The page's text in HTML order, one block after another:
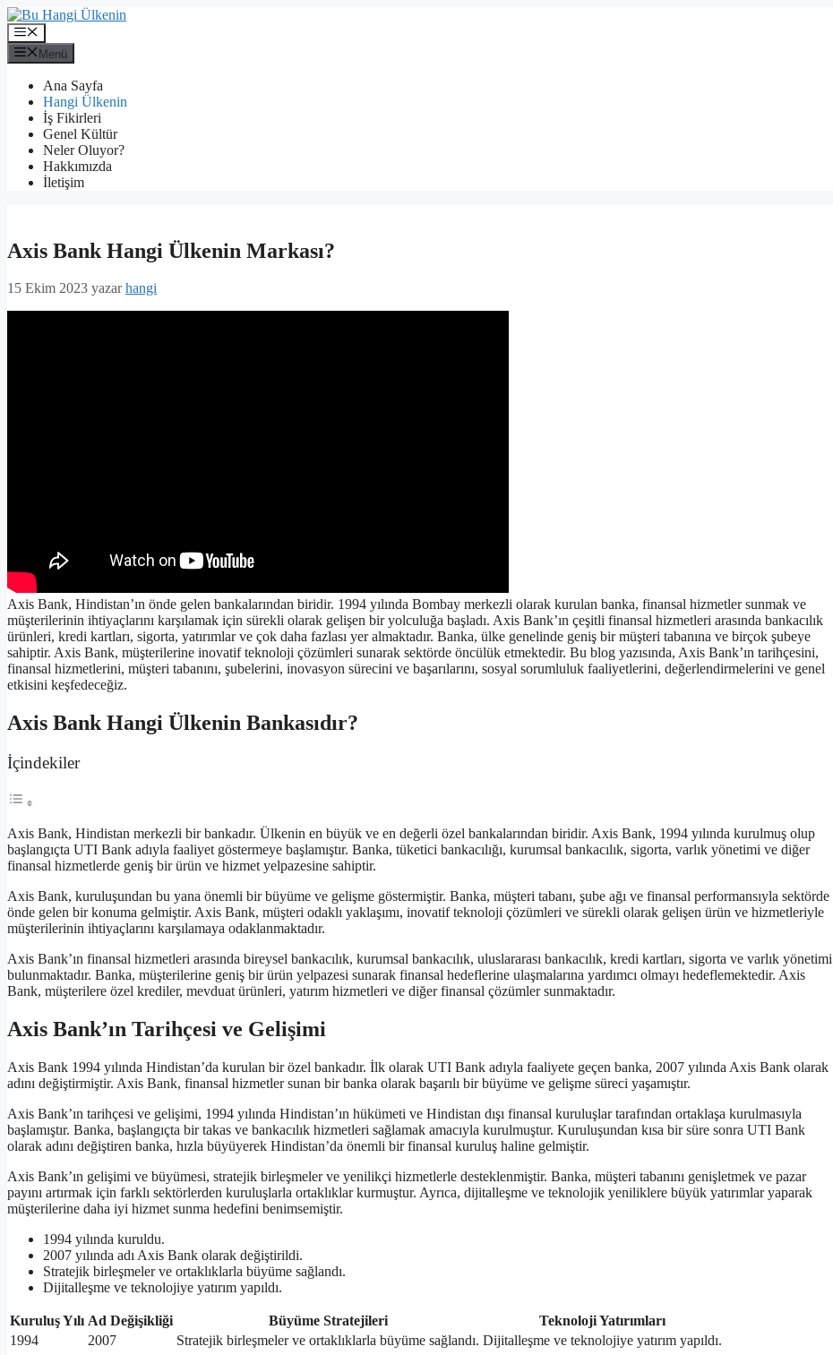
İçeriğe
atla
Menü
Menü
Ana Sayfa
Hangi Ülkenin
İş Fikirleri
Genel Kültür
Neler Oluyor?
Hakkımızda
İletişim
Axis Bank Hangi Ülkenin Markası?
15 Ekim 2023 yazarhangi
Axis Bank, Hindistan’ın önde gelen bankalarından biridir. 1994 yılında Bombay merkezli olarak kurulan banka, finansal hizmetler sunmak ve
müşterilerinin ihtiyaçlarını karşılamak için sürekli olarak gelişen bir yolculuğa başladı. Axis Bank’ın çeşitli finansal hizmetleri arasında bankacılık
ürünleri, kredi kartları, sigorta, yatırımlar ve çok daha fazlası yer almaktadır. Banka, ülke genelinde geniş bir müşteri tabanına ve birçok şubeye
sahiptir. Axis Bank, müşterilerine inovatif teknoloji çözümleri sunarak sektörde öncülük etmektedir. Bu blog yazısında, Axis Bank’ın tarihçesini,
finansal hizmetlerini, müşteri tabanını, şubelerini, inovasyon sürecini ve başarılarını, sosyal sorumluluk faaliyetlerini, değerlendirmelerini ve genel
etkisini keşfedeceğiz.
Axis Bank Hangi Ülkenin Bankasıdır?
İçindekiler
Axis Bank, Hindistan merkezli bir bankadır. Ülkenin en büyük ve en değerli özel bankalarından biridir. Axis Bank, 1994 yılında kurulmuş olup
başlangıçta UTI Bank adıyla faaliyet göstermeye başlamıştır. Banka, tüketici bankacılığı, kurumsal bankacılık, sigorta, varlık yönetimi ve diğer
finansal hizmetlerde geniş bir ürün ve hizmet yelpazesine sahiptir.
Axis Bank, kuruluşundan bu yana önemli bir büyüme ve gelişme göstermiştir. Banka, müşteri tabanı, şube ağı ve finansal performansıyla sektörde
önde gelen bir konuma gelmiştir. Axis Bank, müşteri odaklı yaklaşımı, inovatif teknoloji çözümleri ve sürekli olarak gelişen ürün ve hizmetleriyle
müşterilerinin ihtiyaçlarını karşılamaya odaklanmaktadır.
Axis Bank’ın finansal hizmetleri arasında bireysel bankacılık, kurumsal bankacılık, uluslararası bankacılık, kredi kartları, sigorta ve varlık yönetimi
bulunmaktadır. Banka, müşterilerine geniş bir ürün yelpazesi sunarak finansal hedeflerine ulaşmalarına yardımcı olmayı hedeflemektedir. Axis
Bank, müşterilere özel krediler, mevduat ürünleri, yatırım hizmetleri ve diğer finansal çözümler sunmaktadır.
Axis Bank’ın Tarihçesi ve Gelişimi
Axis Bank 1994 yılında Hindistan’da kurulan bir özel bankadır. İlk olarak UTI Bank adıyla faaliyete geçen banka, 2007 yılında Axis Bank olarak
adını değiştirmiştir. Axis Bank, finansal hizmetler sunan bir banka olarak başarılı bir büyüme ve gelişme süreci yaşamıştır.
Axis Bank’ın tarihçesi ve gelişimi, 1994 yılında Hindistan’ın hükümeti ve Hindistan dışı finansal kuruluşlar tarafından ortaklaşa kurulmasıyla
başlamıştır. Banka, başlangıçta bir takas ve bankacılık hizmetleri sağlamak amacıyla kurulmuştur. Kuruluşundan kısa bir süre sonra UTI Bank
olarak adını değiştiren banka, hızla büyüyerek Hindistan’da önemli bir finansal kuruluş haline gelmiştir.
Axis Bank’ın gelişimi ve büyümesi, stratejik birleşmeler ve yenilikçi hizmetlerle desteklenmiştir. Banka, müşteri tabanını genişletmek ve pazar
payını artırmak için farklı sektörlerden kuruluşlarla ortaklıklar kurmuştur. Ayrıca, dijitalleşme ve teknolojik yeniliklere büyük yatırımlar yaparak
müşterilerine daha iyi hizmet sunma hedefini benimsemiştir.
1994 yılında kuruldu.
2007 yılında adı Axis Bank olarak değiştirildi.
Stratejik birleşmeler ve ortaklıklarla büyüme sağlandı.
Dijitalleşme ve teknolojiye yatırım yapıldı.
Kuruluş Yılı Ad Değişikliği Büyüme Stratejileri
Teknoloji Yatırımları
1994
2007 Stratejik birleşmeler ve ortaklıklarla büyüme sağlandı. Dijitalleşme ve teknolojiye yatırım yapıldı.